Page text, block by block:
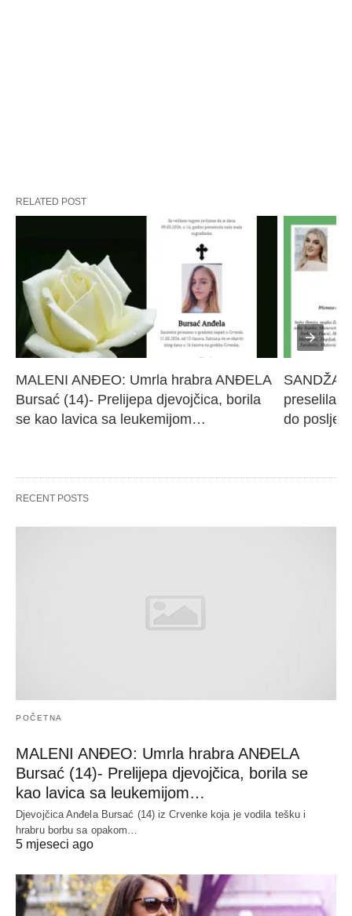
RELATED POST
MALENI ANĐEO: Umrla hrabra ANĐELA
Bursać (14)- Prelijepa djevojčica, borila
se kao lavica sa leukemijom…
preselila
do
RECENT POSTS
POČETNA
MALENI ANĐEO: Umrla hrabra ANĐELA
Bursać (14)- Prelijepa djevojčica, borila se
kao lavica sa leukemijom…
Djevojčica Anđela Bursać (14) iz Crvenke koja je vodila tešku i
hrabru borbu sa opakom…
5 mjeseci ago